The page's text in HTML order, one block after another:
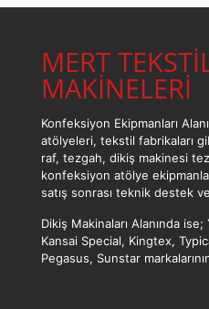
MERT
MAKİNELERİ
Konfeksiyon Ekipmanları
atölyeleri, tekstil fabrikaları
raf, tezgah, dikiş makinesi
konfeksiyon atölye
satış sonrası teknik destek
Dikiş Makinaları Alanında
Kansai Special, Kingtex,
Pegasus, Sunstar